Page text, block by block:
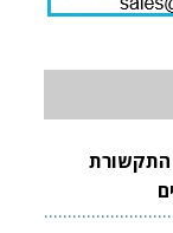
התקשורת